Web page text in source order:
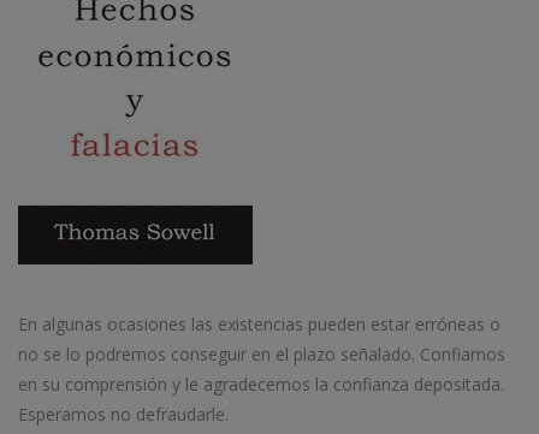
En algunas ocasiones las existencias pueden estar erróneas o
no se lo podremos conseguir en el plazo señalado. Confiamos
en su comprensión y le agradecemos la confianza depositada.
Esperamos no defraudarle.